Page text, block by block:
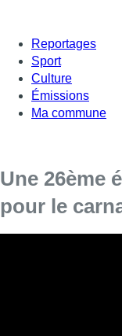
Reportages
Sport
Culture
Émissions
Ma commune
Une 26ème
pour le
fortement